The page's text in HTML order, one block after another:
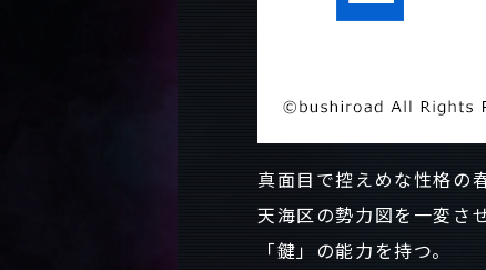
真面目で控えめな性格の
天海区の勢力図を一変さ
「鍵」の能力を持つ。